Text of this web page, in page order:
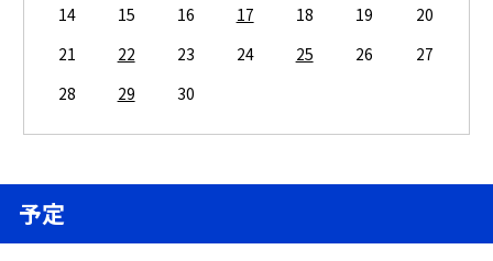
14
15 16 17 18 19
20
21
22 23 24 25 26
27
28
29 30
予定